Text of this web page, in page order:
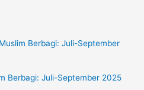
Berbagi: Juli-September
Berbagi: Juli-September 2025